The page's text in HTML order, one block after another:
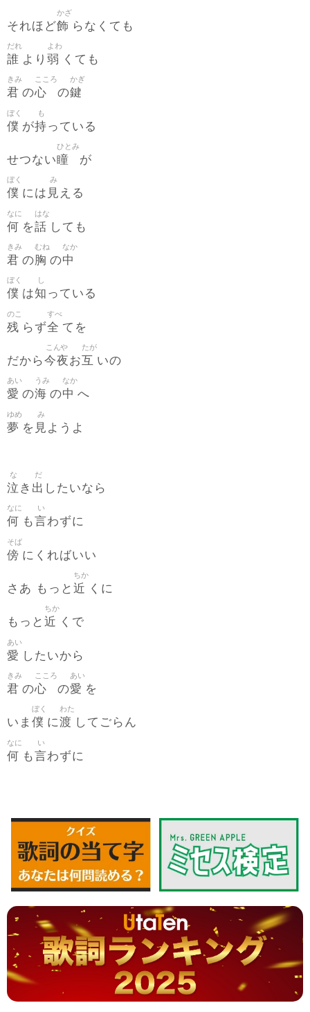
それほど飾
かざ
らなくても
誰
だれ
より 弱
よわ
くても
君
きみ
の心
こころ
の鍵
かぎ
僕
ぼく
が持
も
っている
せつない瞳
ひとみ
が
僕
ぼく
には 見
み
える
何
なに
を話
はな
しても
君
きみ
の胸
むね
の中
なか
僕
ぼく
は知
し
っている
残
のこ
らず全
すべ
てを
だから今夜
こんや
お互
たが
いの
愛
あい
の海
うみ
の中
なか
へ
夢
ゆめ
を 見
み
ようよ
泣
な
き 出
だ
したいなら
何
なに
も言
い
わずに
傍
そば
にくればいい
さあ もっと 近
ちか
くに
もっと 近
ちか
くで
愛
あい
したいから
君
きみ
の心
こころ
の愛
あい
を
いま 僕
ぼく
に渡
わた
してごらん
何
なに
も言
い
わずに